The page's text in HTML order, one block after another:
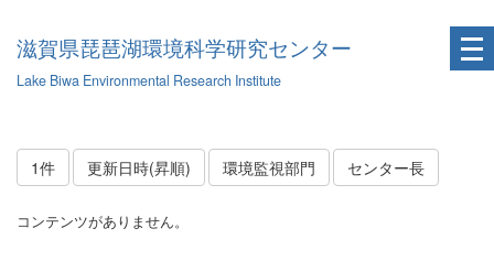
滋賀県琵琶湖環境科学研究センター
Lake Biwa Environmental Research Institute
1件 更新日時(昇順) 環境監視部門 センター長
コンテンツがありません。